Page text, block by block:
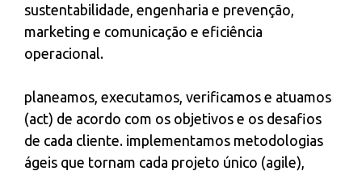
sustentabilidade, engenharia e prevenção,
marketing e comunicação e eficiência
operacional.
planeamos, executamos, verificamos e atuamos
(act) de acordo com os objetivos e os desafios
de cada cliente. implementamos metodologias
ágeis que tornam cada projeto único (agile),